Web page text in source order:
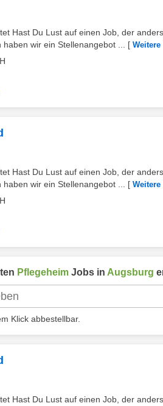
Hast Du Lust auf einen Job, der
wir ein Stellenangebot ...
[
Hast Du Lust auf einen Job, der
wir ein Stellenangebot ...
[
Pflegeheim Jobs in Augsburg
Klick abbestellbar.
Hast Du Lust auf einen Job, der